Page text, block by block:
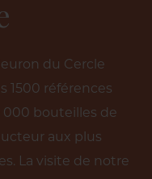
du Cercle
1500 références
000 bouteilles de
aux plus
La visite de notre